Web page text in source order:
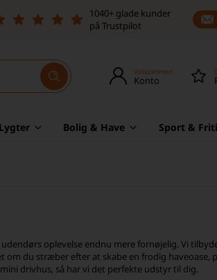
1040+ glade kunder
på Trustpilot
Velkommen
Konto
0
Bolig & Have Sport &
oplevelse endnu mere fornøjelig. Vi
om du stræber efter at skabe en frodig haveoase,
drivhus, så har vi det perfekte udstyr til dig.